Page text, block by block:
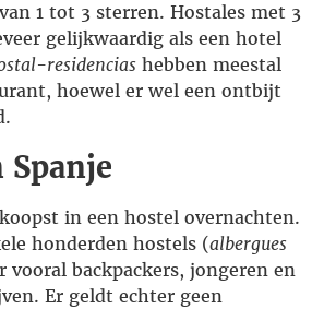
1 tot 3 sterren. Hostales met 3
gelijkwaardig als een hotel
residencias hebben meestal
hoewel er wel een ontbijt
in een hostel overnachten.
honderden hostels (albergues
vooral backpackers, jongeren en
Er geldt echter geen